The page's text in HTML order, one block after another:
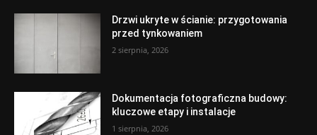
Drzwi ukryte w ścianie: przygotowania
przed tynkowaniem
2 sierpnia, 2026
Dokumentacja fotograficzna budowy:
kluczowe etapy i instalacje
1 sierpnia, 2026